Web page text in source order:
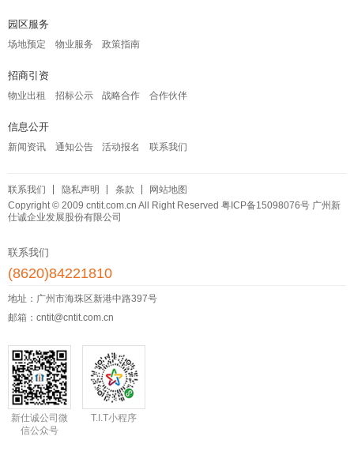
园区服务
场地预定 物业服务 政策指南
招商引资
物业出租 招标公示 战略合作 合作伙伴
信息公开
新闻资讯 通知公告 活动报名 联系我们
联系我们 隐私声明 条款
网站地图
Copyright © 2009 cntit.com.cn All Right Reserved 粤ICP备15098076号 广州新
仕诚企业发展股份有限公司
联系我们
(8620)84221810
地址：广州市海珠区新港中路397号
邮箱：cntit@cntit.com.cn
新仕诚公司微
信公众号
T.I.T小程序